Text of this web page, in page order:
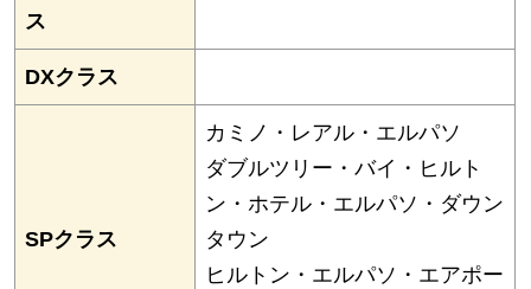
ス
DXクラス
SPクラス
カミノ・レアル・エルパソ
ダブルツリー・バイ・ヒルト
ン・ホテル・エルパソ・ダウン
タウン
ヒルトン・エルパソ・エアポー